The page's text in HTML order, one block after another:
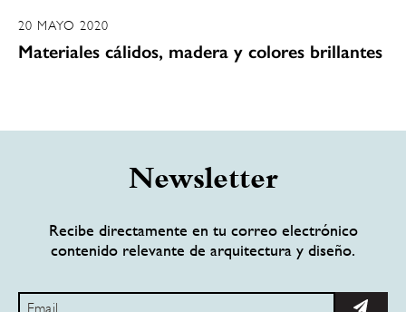
20 MAYO 2020
Materiales cálidos, madera y colores brillantes
Newsletter
Recibe directamente en tu correo electrónico
contenido relevante de arquitectura y diseño.